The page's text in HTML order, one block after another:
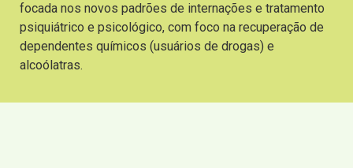
focada nos novos padrões de internações e tratamento
psiquiátrico e psicológico, com foco na recuperação de
dependentes químicos (usuários de drogas) e
alcoólatras.